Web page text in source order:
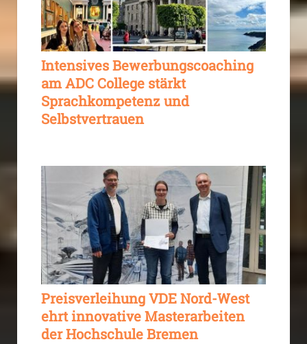
Intensives Bewerbungscoaching
am ADC College stärkt
Sprachkompetenz und
Selbstvertrauen
Preisverleihung VDE Nord-West
ehrt innovative Masterarbeiten
der Hochschule Bremen